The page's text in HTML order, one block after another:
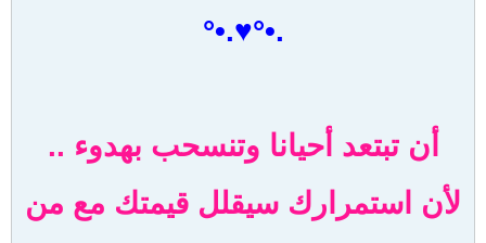
.•°♥.•°
أن تبتعد أحيانا وتنسحب بهدوء ..
لأن استمرارك سيقلل قيمتك مع من